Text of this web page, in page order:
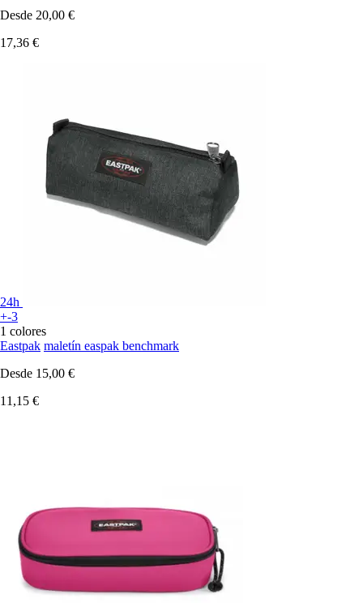
Desde 20,00 €
17,36 €
24h
+-3
1 colores
Eastpak maletín easpak benchmark
Desde 15,00 €
11,15 €